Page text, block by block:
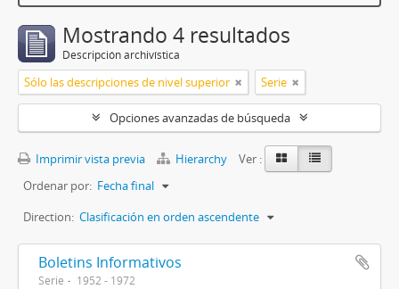
Mostrando 4 resultados
Descripción archivística
Sólo las descripciones de nivel superior Serie
Opciones avanzadas de búsqueda
Imprimir vista previa Hierarchy
Ver :
Ordenar por: Fecha final
Direction: Clasificación en orden ascendente
Boletins Informativos
Serie 1952 - 1972